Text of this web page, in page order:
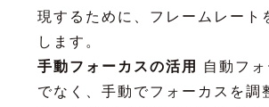
現するために、フレームレート
します。
手動フォーカスの活用
自動フ
でなく、手動でフォーカスを調